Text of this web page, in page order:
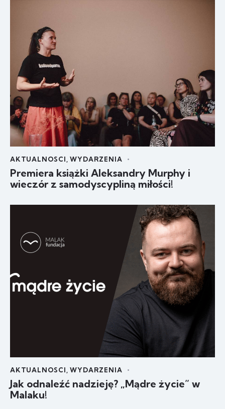
AKTUALNOSCI ,WYDARZENIA
Premiera książki Aleksandry Murphy i
wieczór z samodyscypliną miłości!
AKTUALNOSCI ,WYDARZENIA
Jak odnaleźć nadzieję? „Mądre życie” w
Malaku!